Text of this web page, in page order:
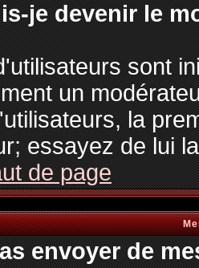
je devenir le
sont
un
la
essayez de lui
de page
envoyer de